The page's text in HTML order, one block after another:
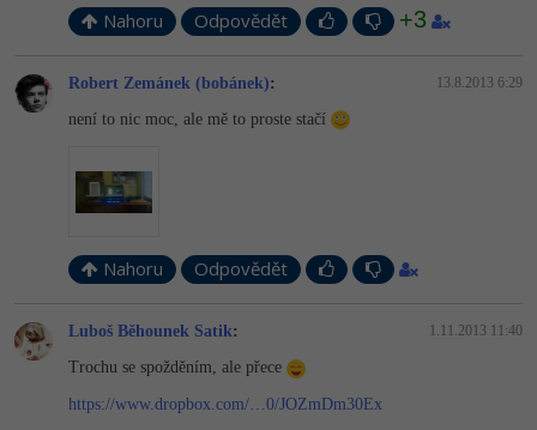
Nahoru Odpovědět +3
Robert Zemánek (bobánek): 13.8.2013 6:29
není to nic moc, ale mě to proste stačí
Nahoru Odpovědět
Luboš Běhounek Satik: 1.11.2013 11:40
Trochu se spožděním, ale přece
https://www.dropbox.com/…0/JOZmDm30Ex